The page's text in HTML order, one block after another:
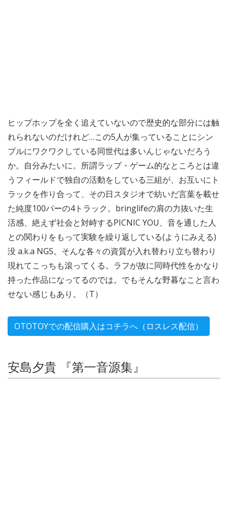
ヒップホップを全く追えていないので歴史的な部分には触
れられないのだけれど…この5人が集っていることにシン
プルにワクワクしている同世代は多いんじゃないだろう
か。自分みたいに。所謂ラップ・ゲーム的なところとは違
うフィールドで独自の活動をしている三組が、お互いにト
ラックを作り合って、その日スタジオで紡いだ言葉を載せ
た純度100パーの4トラック。bringlifeの肩の力抜いた生
活感、絶えず社会と対峙するPICNIC YOU、音を通した人
との関わりをもって実験を繰り返している(ようにみえる)
没 a.k.a NGS。そんな各々の資質が入れ替わり立ち替わり
現れてこっちも滾ってくる。ラフが故に同時代性をかなり
持った作品になってるのでは。でもそんな野暮なこと言わ
せない感じもあり。（T）
OTOTOYでの配信購入はコチラへ（ロスレス配信）
安島夕貴 『第一音源集』